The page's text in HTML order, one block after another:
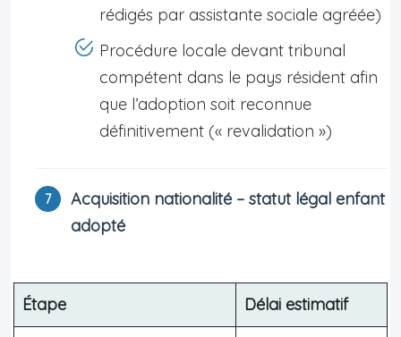
rédigés par assistante sociale agréée)
Procédure locale devant tribunal
compétent dans le pays résident afin
que l’adoption soit reconnue
définitivement (« revalidation »)
Acquisition nationalité – statut légal enfant
adopté
Étape Délai estimatif